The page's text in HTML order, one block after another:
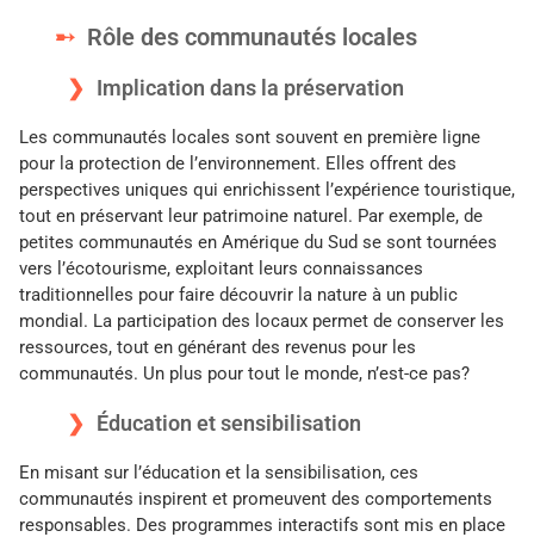
Rôle des communautés locales
Implication dans la préservation
Les communautés locales sont souvent en première ligne
pour la protection de l’environnement. Elles offrent des
perspectives uniques qui enrichissent l’expérience touristique,
tout en préservant leur patrimoine naturel. Par exemple, de
petites communautés en Amérique du Sud se sont tournées
vers l’écotourisme, exploitant leurs connaissances
traditionnelles pour faire découvrir la nature à un public
mondial. La participation des locaux permet de conserver les
ressources, tout en générant des revenus pour les
communautés. Un plus pour tout le monde, n’est-ce pas?
Éducation et sensibilisation
En misant sur l’éducation et la sensibilisation, ces
communautés inspirent et promeuvent des comportements
responsables. Des programmes interactifs sont mis en place